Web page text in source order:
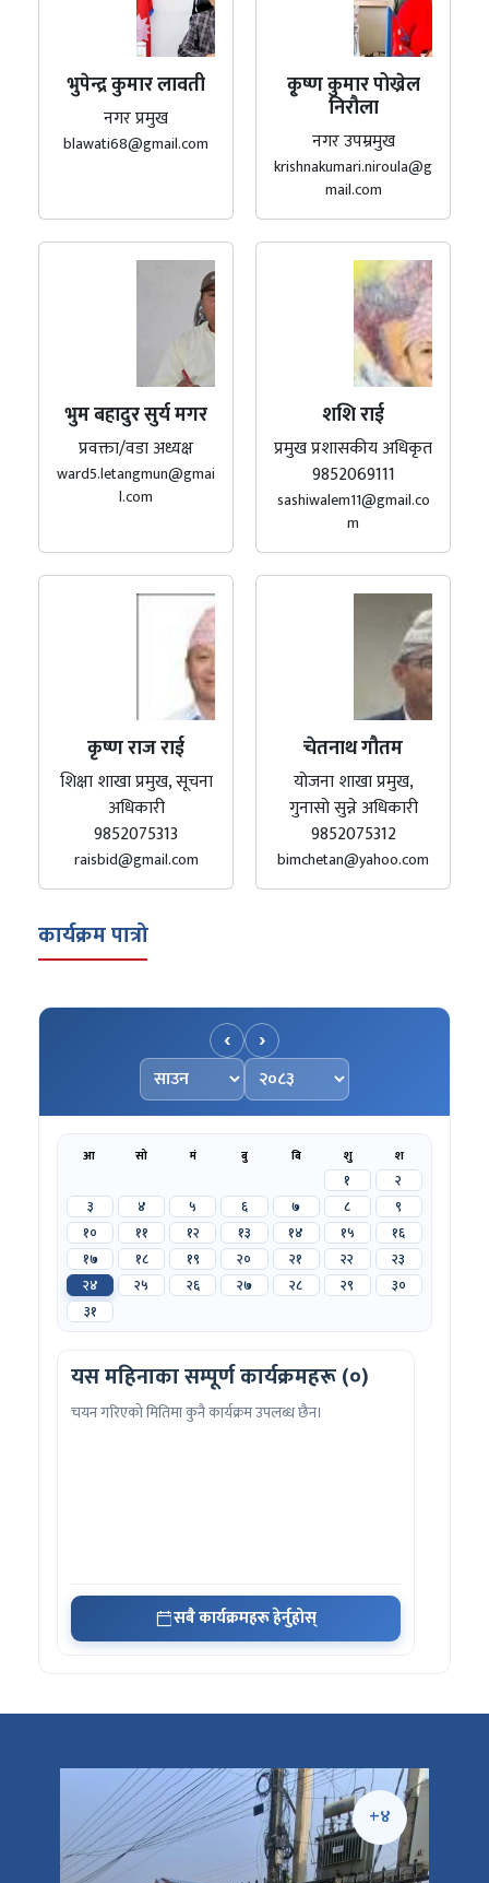
भुपेन्द्र कुमार लावती
नगर प्रमुख
blawati68@gmail.com
कृ्ष्ण कुमार पोख्रेल
निरौला
नगर उपम्रमुख
krishnakumari.niroula@g
mail.com
भुम बहादुर सुर्य मगर
प्रवक्ता/वडा अध्यक्ष
ward5.letangmun@gmai
l.com
शशि राई
प्रमुख प्रशासकीय अधिकृत
9852069111
sashiwalem11@gmail.co
m
कृष्ण राज राई
शिक्षा शाखा प्रमुख, सूचना
अधिकारी
9852075313
raisbid@gmail.com
चेतनाथ गौतम
योजना शाखा प्रमुख,
गुनासो सुन्ने अधिकारी
9852075312
bimchetan@yahoo.com
कार्यक्रम पात्रो
‹
महिना चयन गर्नुहोस्
वर्ष चयन गर्नुहोस्
›
आ सो मं बु बि शु श
१
२
३
४ ५ ६ ७ ८
९
१०
११ १२ १३ १४ १५
१६
१७
१८ १९ २० २१ २२
२३
२४
२५ २६ २७ २८ २९
३०
३१
यस महिनाका सम्पूर्ण कार्यक्रमहरू (०)
चयन गरिएको मितिमा कुनै कार्यक्रम उपलब्ध छैन।
सबै कार्यक्रमहरू हेर्नुहोस्
+४